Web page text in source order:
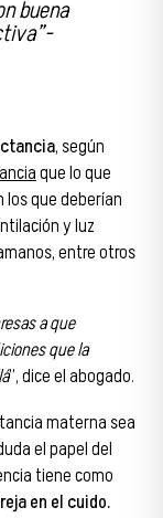
buena
”-
, según
que lo que
que deberían
y luz
entre otros
a que
que la
”, dice el abogado.
materna sea
el papel del
tiene como
en el cuido.